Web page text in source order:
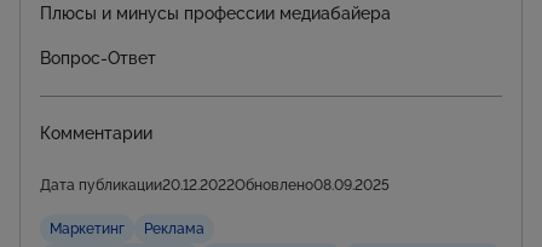
Плюсы и минусы профессии медиабайера
Вопрос-Ответ
Комментарии
Дата публикации20.12.2022Обновлено08.09.2025
Маркетинг
Реклама